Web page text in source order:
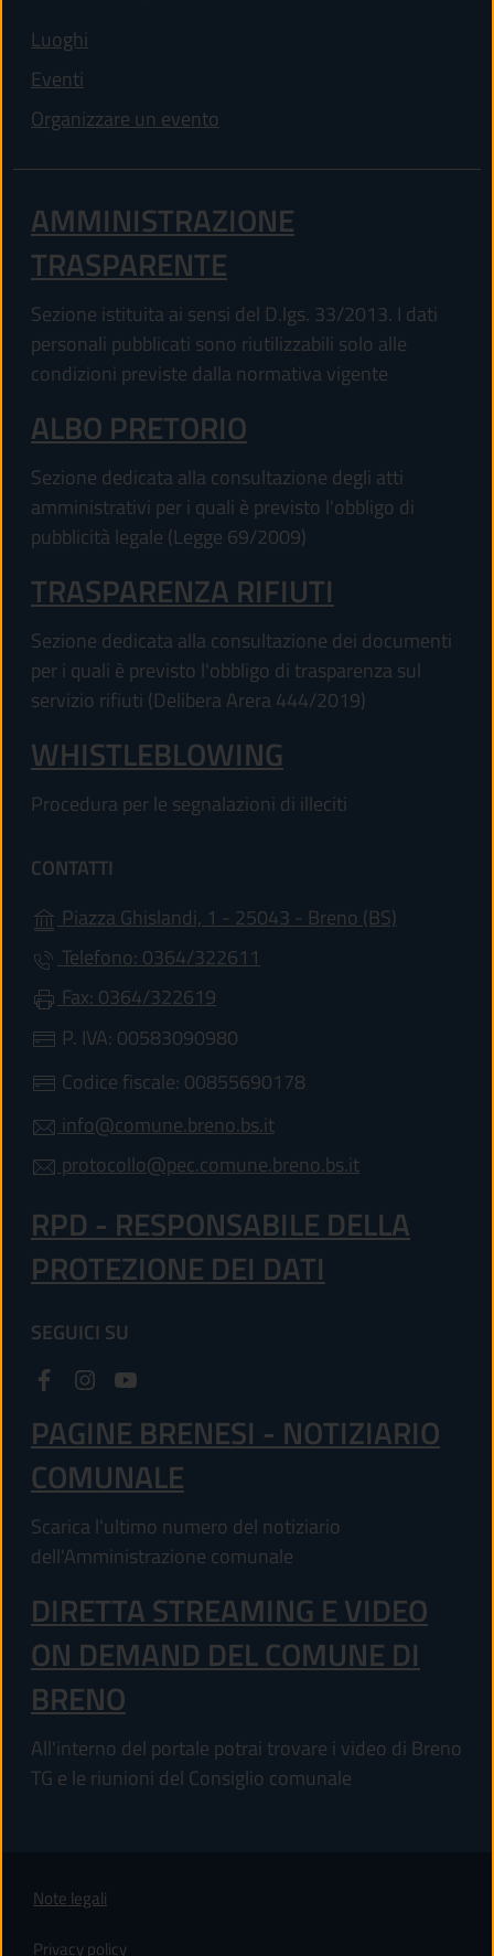
Luoghi
Eventi
Organizzare un evento
AMMINISTRAZIONE
TRASPARENTE
Sezione istituita ai sensi del D.lgs. 33/2013. I dati
personali pubblicati sono riutilizzabili solo alle
condizioni previste dalla normativa vigente
ALBO PRETORIO
Sezione dedicata alla consultazione degli atti
amministrativi per i quali è previsto l'obbligo di
pubblicità legale (Legge 69/2009)
TRASPARENZA RIFIUTI
Sezione dedicata alla consultazione dei documenti
per i quali è previsto l'obbligo di trasparenza sul
servizio rifiuti (Delibera Arera 444/2019)
WHISTLEBLOWING
Procedura per le segnalazioni di illeciti
CONTATTI
Piazza Ghislandi, 1 - 25043 - Breno (BS)
Telefono: 0364/322611
Fax: 0364/322619
P. IVA: 00583090980
Codice fiscale: 00855690178
info@comune.breno.bs.it
protocollo@pec.comune.breno.bs.it
RPD - RESPONSABILE DELLA
PROTEZIONE DEI DATI
SEGUICI SU
PAGINE BRENESI - NOTIZIARIO
COMUNALE
Scarica l'ultimo numero del notiziario
dell'Amministrazione comunale
DIRETTA STREAMING E VIDEO
ON DEMAND DEL COMUNE DI
BRENO
All'interno del portale potrai trovare i video di Breno
TG e le riunioni del Consiglio comunale
Note legali
Privacy policy